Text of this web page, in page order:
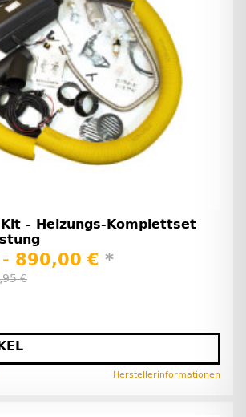
- Heizungs-Komplettset
890,00 € *
€
Herstellerinformationen